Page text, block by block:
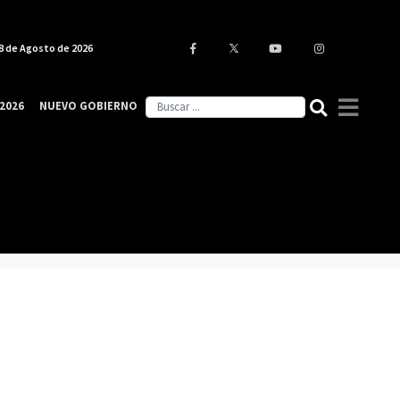
de Agosto de 2026
NUEVO GOBIERNO